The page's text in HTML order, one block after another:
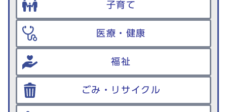
子育て
医療・健康
福祉
ごみ・リサイクル